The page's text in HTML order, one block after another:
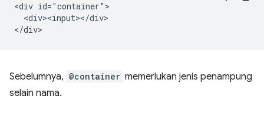
<div id="container">
  <div><input></div>
Sebelumnya, @container memerlukan jenis penampung
selain nama.